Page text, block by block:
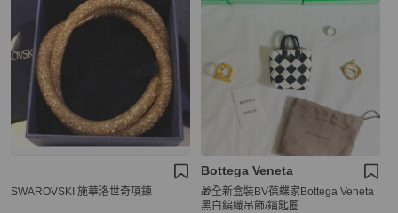
SWAROVSKI 施華洛世奇項鍊
Bottega Veneta
🎁全新盒裝BV葆蝶家Bottega Veneta
黑白編織吊飾/鑰匙圈